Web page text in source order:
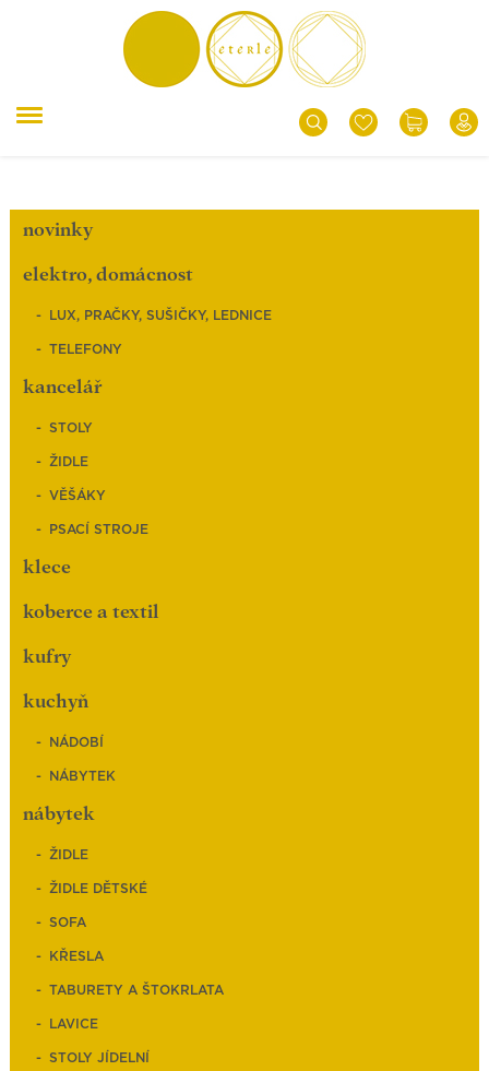
novinky
elektro, domácnost
LUX, PRAČKY, SUŠIČKY, LEDNICE
TELEFONY
kancelář
STOLY
ŽIDLE
VĚŠÁKY
PSACÍ STROJE
klece
koberce a textil
kufry
kuchyň
NÁDOBÍ
NÁBYTEK
nábytek
ŽIDLE
ŽIDLE DĚTSKÉ
SOFA
KŘESLA
TABURETY A ŠTOKRLATA
LAVICE
STOLY JÍDELNÍ